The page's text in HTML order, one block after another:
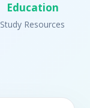
Education
Study Resources